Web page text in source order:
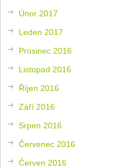
Únor 2017
Leden 2017
Prosinec 2016
Listopad 2016
Říjen 2016
Září 2016
Srpen 2016
Červenec 2016
Červen 2016